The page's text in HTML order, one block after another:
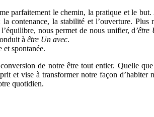
parfaitement le chemin, la pratique et le but.
contenance, la stabilité et l’ouverture. Plus
nous permet de nous unifier, d’être
à être Un avec.
et spontanée.
de notre être tout entier. Quelle
et vise à transformer notre façon d’habiter
quotidien.